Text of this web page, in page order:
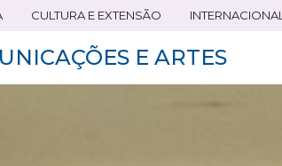
CULTURA E EXTENSÃO INTERNACIONAL
E ARTES